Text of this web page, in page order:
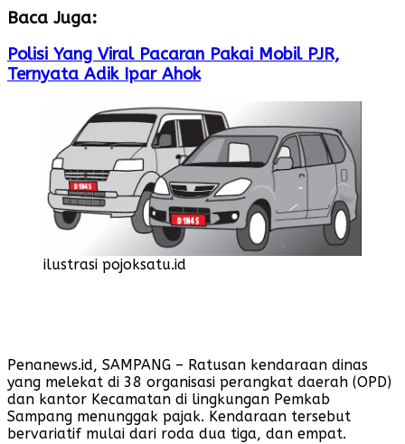
Baca Juga:
Polisi Yang Viral Pacaran Pakai Mobil PJR,
Ternyata Adik Ipar Ahok
ilustrasi pojoksatu.id
Penanews.id, SAMPANG – Ratusan kendaraan dinas
yang melekat di 38 organisasi perangkat daerah (OPD)
dan kantor Kecamatan di lingkungan Pemkab
Sampang menunggak pajak. Kendaraan tersebut
bervariatif mulai dari roda dua tiga, dan empat.